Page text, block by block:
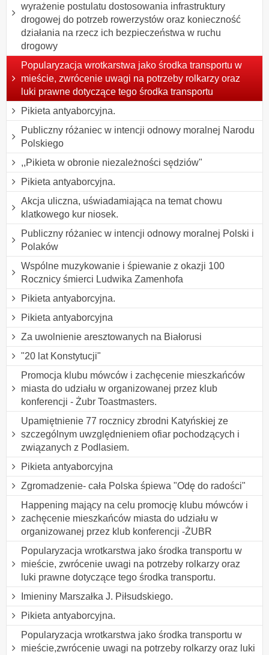
wyrażenie postulatu dostosowania infrastruktury
drogowej do potrzeb rowerzystów oraz konieczność
działania na rzecz ich bezpieczeństwa w ruchu
drogowy
Popularyzacja wrotkarstwa jako środka transportu w
mieście, zwrócenie uwagi na potrzeby rolkarzy oraz
luki prawne dotyczące tego środka transportu
Pikieta antyaborcyjna.
Publiczny różaniec w intencji odnowy moralnej Narodu
Polskiego
,,Pikieta w obronie niezależności sędziów"
Pikieta antyaborcyjna.
Akcja uliczna, uświadamiająca na temat chowu
klatkowego kur niosek.
Publiczny różaniec w intencji odnowy moralnej Polski i
Polaków
Wspólne muzykowanie i śpiewanie z okazji 100
Rocznicy śmierci Ludwika Zamenhofa
Pikieta antyaborcyjna.
Pikieta antyaborcyjna
Za uwolnienie aresztowanych na Białorusi
"20 lat Konstytucji"
Promocja klubu mówców i zachęcenie mieszkańców
miasta do udziału w organizowanej przez klub
konferencji - Żubr Toastmasters.
Upamiętnienie 77 rocznicy zbrodni Katyńskiej ze
szczególnym uwzględnieniem ofiar pochodzących i
związanych z Podlasiem.
Pikieta antyaborcyjna
Zgromadzenie- cała Polska śpiewa "Odę do radości"
Happening mający na celu promocję klubu mówców i
zachęcenie mieszkańców miasta do udziału w
organizowanej przez klub konferencji -ŻUBR
Popularyzacja wrotkarstwa jako środka transportu w
mieście, zwrócenie uwagi na potrzeby rolkarzy oraz
luki prawne dotyczące tego środka transportu.
Imieniny Marszałka J. Piłsudskiego.
Pikieta antyaborcyjna.
Popularyzacja wrotkarstwa jako środka transportu w
mieście,zwrócenie uwagi na potrzeby rolkarzy oraz luki